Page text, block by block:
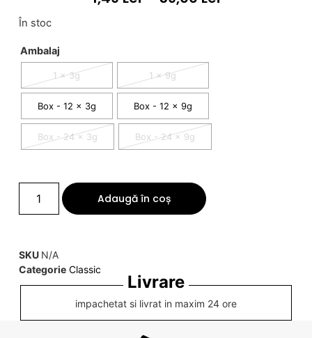
În stoc
Ambalaj
1 x 3g 1 x 9g
Box - 12 x 3g Box - 12 x 9g
Box - 24 x 3g Box - 24 x 9g
Adaugă în coș
SKU N/A
Categorie Classic
Livrare
impachetat si livrat in maxim 24 ore